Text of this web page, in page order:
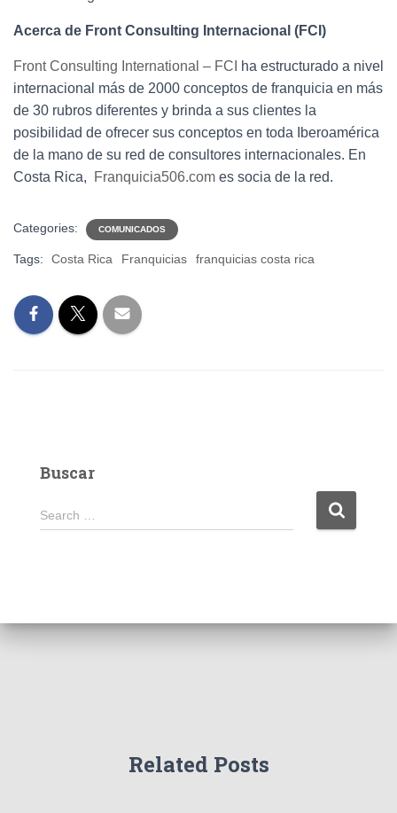
Acerca de Front Consulting Internacional (FCI)
Front Consulting International – FCI
ha estructurado a nivel
internacional más de 2000 conceptos de franquicia en más
de 30 rubros diferentes y brinda a sus clientes la
posibilidad de ofrecer sus conceptos en toda Iberoamérica
de la mano de su red de consultores internacionales. En
Costa Rica,
Franquicia506.com es socia de la red.
Categories: COMUNICADOS
Tags: Costa Rica Franquicias franquicias costa rica
Buscar
S
e
f
Search …
Related Posts